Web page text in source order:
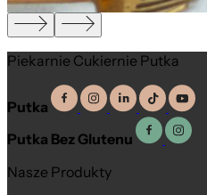
Piekarnie Cukiernie Putka
Putka
Putka Bez Glutenu
Nasze Produkty